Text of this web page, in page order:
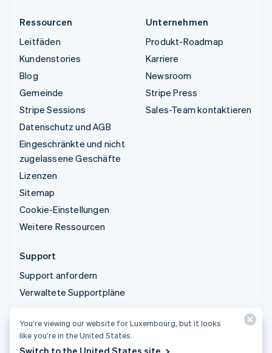
Ressourcen
Leitfäden
Kundenstories
Blog
Gemeinde
Stripe Sessions
Datenschutz und AGB
Eingeschränkte und nicht
zugelassene Geschäfte
Lizenzen
Sitemap
Cookie-Einstellungen
Weitere Ressourcen
Unternehmen
Produkt-Roadmap
Karriere
Newsroom
Stripe Press
Sales-Team kontaktieren
Support
Support anfordern
Verwaltete Supportpläne
© 2026 Stripe, LLC
You’re viewing our website for Luxembourg, but it looks
like you’re in the United States.
Switch to the United States site